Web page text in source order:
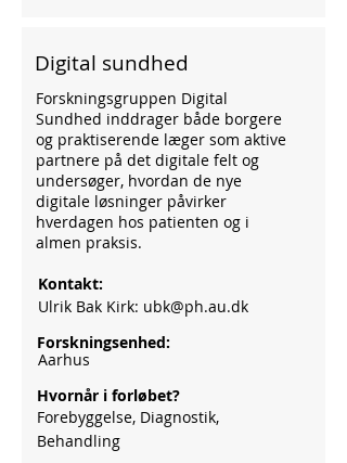
Digital sundhed
Forskningsgruppen Digital
Sundhed inddrager både borgere
og praktiserende læger som aktive
partnere på det digitale felt og
undersøger, hvordan de nye
digitale løsninger påvirker
hverdagen hos patienten og i
almen praksis.
Kontakt:
Ulrik Bak Kirk: ubk@ph.au.dk
Forskningsenhed:
Aarhus
Hvornår i forløbet?
Forebyggelse, Diagnostik,
Behandling